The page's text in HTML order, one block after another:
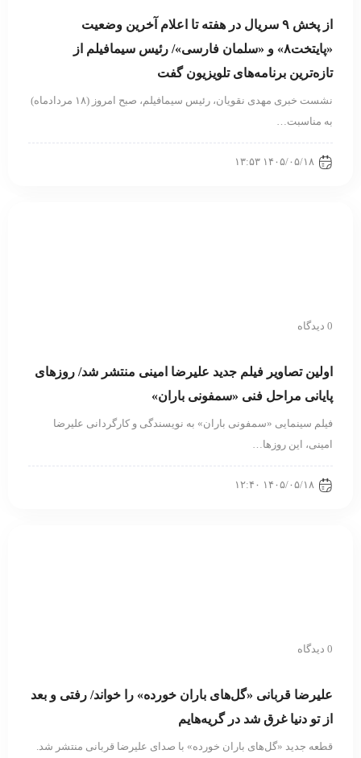
از پخش ۹ سریال در هفته تا اعلام آخرین وضعیت
«پایتخت۸» و «سلمان فارسی»/ رئیس سیمافیلم از
تازه‌ترین برنامه‌های تلویزیون گفت
نشست خبری مهدی نقویان، رئیس سیمافیلم، صبح امروز (۱۸ مردادماه)
به مناسبت…
۱۴۰۵/۰۵/۱۸ ۱۳:۵۳
0 دیدگاه
اولین تصاویر فیلم جدید علیرضا امینی منتشر شد/ روزهای
پایانی مراحل فنی «سمفونی باران»
فیلم سینمایی «سمفونی باران» به نویسندگی و کارگردانی علیرضا
امینی، این روزها…
۱۴۰۵/۰۵/۱۸ ۱۲:۴۰
0 دیدگاه
علیرضا قربانی «گل‌های باران خورده» را خواند/ رفتی و بعد
از تو دنیا غرق شد در گریه‌هایم
قطعه جدید «گل‌های باران خورده» با صدای علیرضا قربانی منتشر شد.